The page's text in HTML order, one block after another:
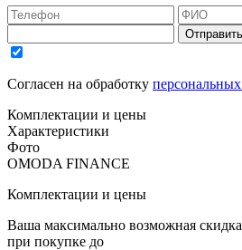
Отправить
Согласен на обработку
Комплектации и цены
Характеристики
Фото
OMODA FINANCE
Комплектации и цены
Ваша максимально возможная скидка
при покупке до